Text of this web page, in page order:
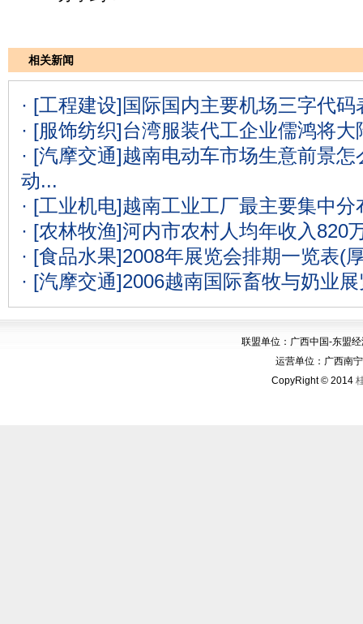
相关新闻
· [工程建设]国际国内主要机场三字代码
· [服饰纺织]台湾服装代工企业儒鸿将
· [汽摩交通]越南电动车市场生意前景怎
动...
· [工业机电]越南工业工厂最主要集中分
· [农林牧渔]河内市农村人均年收入820
· [食品水果]2008年展览会排期一览表(
· [汽摩交通]2006越南国际畜牧与奶业
联盟单位：广西中国-东盟
运营单位：广西南
CopyRight © 2014